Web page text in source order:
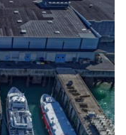
HALLE À
PÊCHE CHEF